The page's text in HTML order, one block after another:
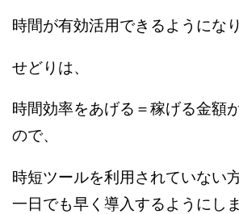
時間が有効活用できるようにな
せどりは、
時間効率をあげる＝稼げる金額
ので、
時短ツールを利用されていない
一日でも早く導入するようにし